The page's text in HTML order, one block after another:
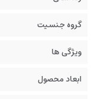
گروه جنسیت
ویژگی ها
ابعاد محصول